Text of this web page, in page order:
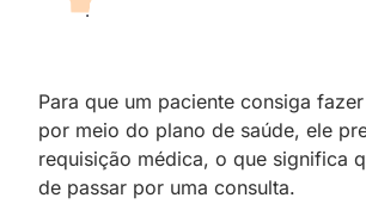
Para que um paciente consiga
por meio do plano de saúde, ele
requisição médica, o que significa
de passar por uma consulta.